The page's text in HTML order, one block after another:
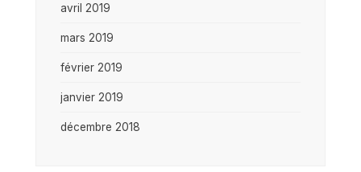
avril 2019
mars 2019
février 2019
janvier 2019
décembre 2018